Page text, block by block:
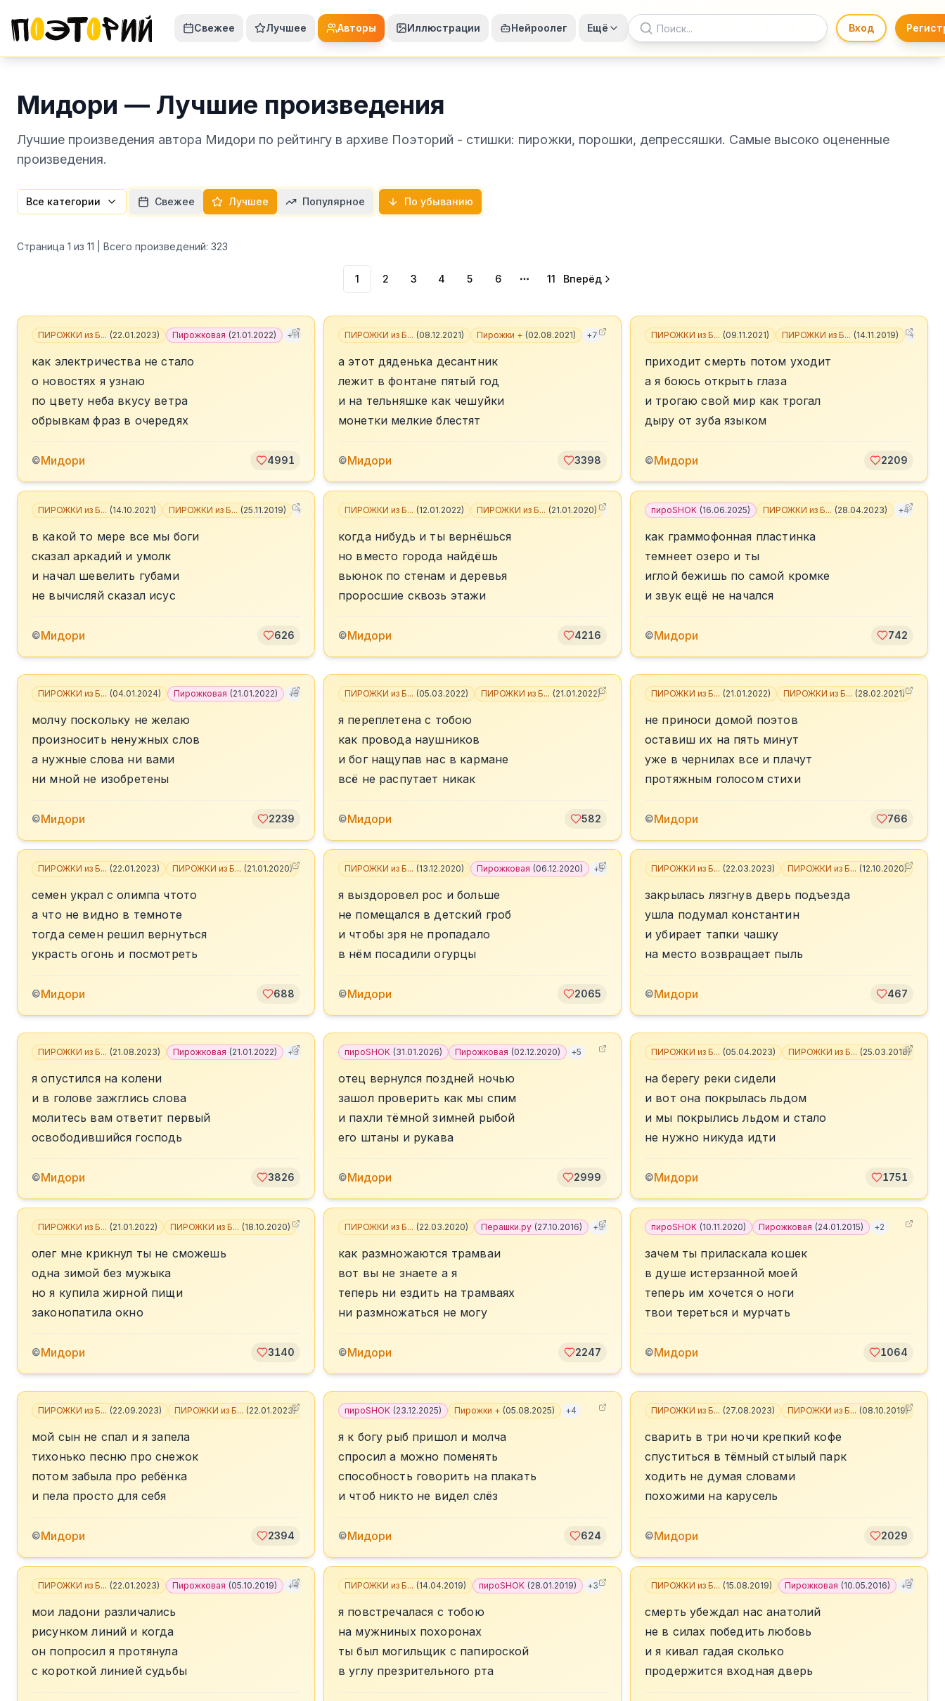
Свежее Лучшее Авторы Иллюстрации Нейроолег Ещё Вход
Мидори — Лучшие произведения
Лучшие произведения автора Мидори по рейтингу в архиве Поэторий - стишки: пирожки, порошки, депрессяшки. Самые высоко оцененные
произведения.
Все категории Свежее Лучшее Популярное По убыванию
Страница 1 из 11 | Всего произведений: 323
1 2 3 4 5 6
More pages
11 Вперёд
ПИРОЖКИ из Б... (22.01.2023) Пирожковая (21.01.2022) +11
как электричества не стало
о новостях я узнаю
по цвету неба вкусу ветра
обрывкам фраз в очередях
©Мидори 4991
ПИРОЖКИ из Б... (08.12.2021) Пирожки + (02.08.2021) +7
а этот дяденька десантник
лежит в фонтане пятый год
и на тельняшке как чешуйки
монетки мелкие блестят
©Мидори 3398
ПИРОЖКИ из Б... (09.11.2021) ПИРОЖКИ из Б... (14.11.2019) +
приходит смерть потом уходит
а я боюсь открыть глаза
и трогаю свой мир как трогал
дыру от зуба языком
©Мидори 2209
ПИРОЖКИ из Б... (14.10.2021) ПИРОЖКИ из Б... (25.11.2019) +
в какой то мере все мы боги
сказал аркадий и умолк
и начал шевелить губами
не вычисляй сказал исус
©Мидори 626
ПИРОЖКИ из Б... (12.01.2022) ПИРОЖКИ из Б... (21.01.2020)
когда нибудь и ты вернёшься
но вместо города найдёшь
вьюнок по стенам и деревья
проросшие сквозь этажи
©Мидори 4216
пироSHOK (16.06.2025) ПИРОЖКИ из Б... (28.04.2023) +4
как граммофонная пластинка
темнеет озеро и ты
иглой бежишь по самой кромке
и звук ещё не начался
©Мидори 742
ПИРОЖКИ из Б... (04.01.2024) Пирожковая (21.01.2022) +5
молчу поскольку не желаю
произносить ненужных слов
а нужные слова ни вами
ни мной не изобретены
©Мидори 2239
ПИРОЖКИ из Б... (05.03.2022) ПИРОЖКИ из Б... (21.01.2022)
я переплетена с тобою
как провода наушников
и бог нащупав нас в кармане
всё не распутает никак
©Мидори 582
ПИРОЖКИ из Б... (21.01.2022) ПИРОЖКИ из Б... (28.02.2021)
не приноси домой поэтов
оставиш их на пять минут
уже в чернилах все и плачут
протяжным голосом стихи
©Мидори 766
ПИРОЖКИ из Б... (22.01.2023) ПИРОЖКИ из Б... (21.01.2020)
семен украл с олимпа чтото
а что не видно в темноте
тогда семен решил вернуться
украсть огонь и посмотреть
©Мидори 688
ПИРОЖКИ из Б... (13.12.2020) Пирожковая (06.12.2020) +5
я выздоровел рос и больше
не помещался в детский гроб
и чтобы зря не пропадало
в нём посадили огурцы
©Мидори 2065
ПИРОЖКИ из Б... (22.03.2023) ПИРОЖКИ из Б... (12.10.2020)
закрылась лязгнув дверь подъезда
ушла подумал константин
и убирает тапки чашку
на место возвращает пыль
©Мидори 467
ПИРОЖКИ из Б... (21.08.2023) Пирожковая (21.01.2022) +3
я опустился на колени
и в голове зажглись слова
молитесь вам ответит первый
освободившийся господь
©Мидори 3826
пироSHOK (31.01.2026) Пирожковая (02.12.2020) +5
отец вернулся поздней ночью
зашол проверить как мы спим
и пахли тёмной зимней рыбой
его штаны и рукава
©Мидори 2999
ПИРОЖКИ из Б... (05.04.2023) ПИРОЖКИ из Б... (25.03.2018)
на берегу реки сидели
и вот она покрылась льдом
и мы покрылись льдом и стало
не нужно никуда идти
©Мидори 1751
ПИРОЖКИ из Б... (21.01.2022) ПИРОЖКИ из Б... (18.10.2020)
олег мне крикнул ты не сможешь
одна зимой без мужыка
но я купила жирной пищи
законопатила окно
©Мидори 3140
ПИРОЖКИ из Б... (22.03.2020) Перашки.ру (27.10.2016) +3
как размножаются трамваи
вот вы не знаете а я
теперь ни ездить на трамваях
ни размножаться не могу
©Мидори 2247
пироSHOK (10.11.2020) Пирожковая (24.01.2015) +2
зачем ты приласкала кошек
в душе истерзанной моей
теперь им хочется о ноги
твои тереться и мурчать
©Мидори 1064
ПИРОЖКИ из Б... (22.09.2023) ПИРОЖКИ из Б... (22.01.2023)
мой сын не спал и я запела
тихонько песню про снежок
потом забыла про ребёнка
и пела просто для себя
©Мидори 2394
пироSHOK (23.12.2025) Пирожки + (05.08.2025) +4
я к богу рыб пришол и молча
спросил а можно поменять
способность говорить на плакать
и чтоб никто не видел слёз
©Мидори 624
ПИРОЖКИ из Б... (27.08.2023) ПИРОЖКИ из Б... (08.10.2019)
сварить в три ночи крепкий кофе
спуститься в тёмный стылый парк
ходить не думая словами
похожими на карусель
©Мидори 2029
ПИРОЖКИ из Б... (22.01.2023) Пирожковая (05.10.2019) +4
мои ладони различались
рисунком линий и когда
он попросил я протянула
с короткой линией судьбы
ПИРОЖКИ из Б... (14.04.2019) пироSHOK (28.01.2019) +3
я повстречалася с тобою
на мужниных похоронах
ты был могильщик с папироской
в углу презрительного рта
ПИРОЖКИ из Б... (15.08.2019) Пирожковая (10.05.2016) +3
смерть убеждал нас анатолий
не в силах победить любовь
и я кивал гадая сколько
продержится входная дверь